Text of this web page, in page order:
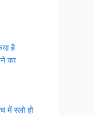
है
का
स्लो हो